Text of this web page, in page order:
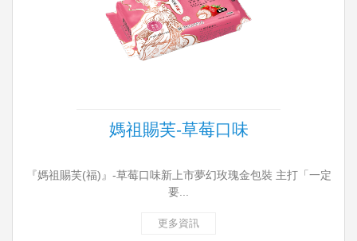
媽祖賜芙-草莓口味
『媽祖賜芙(福)』-草莓口味新上市夢幻玫瑰金包裝 主打「一定
要...
更多資訊